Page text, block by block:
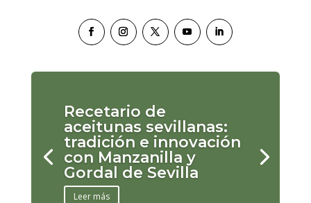
Recetario de
aceitunas sevillanas:
tradición e innovación
con Manzanilla y
Gordal de Sevilla
Leer más